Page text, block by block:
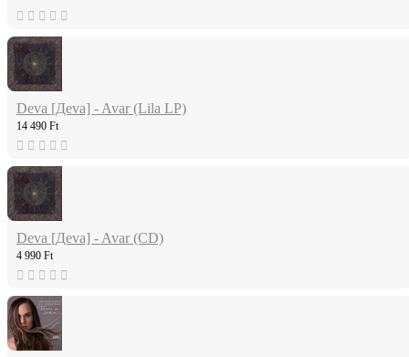
Deva [Дeva] - Avar (Lila LP)
14 490 Ft
Deva [Дeva] - Avar (CD)
4 990 Ft